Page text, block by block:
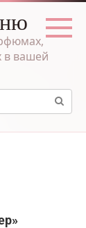
в вашей